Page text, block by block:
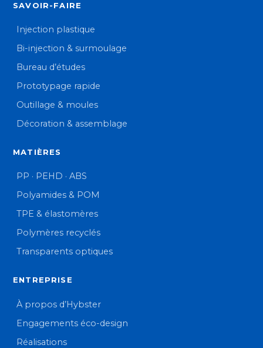
SAVOIR-FAIRE
Injection plastique
Bi-injection & surmoulage
Bureau d’études
Prototypage rapide
Outillage & moules
Décoration & assemblage
MATIÈRES
PP · PEHD · ABS
Polyamides & POM
TPE & élastomères
Polymères recyclés
Transparents optiques
ENTREPRISE
À propos d’Hybster
Engagements éco-design
Réalisations